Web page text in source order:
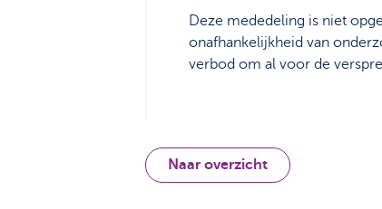
Deze mededeling is niet
onafhankelijkheid van
verbod om al voor de
Naar overzicht